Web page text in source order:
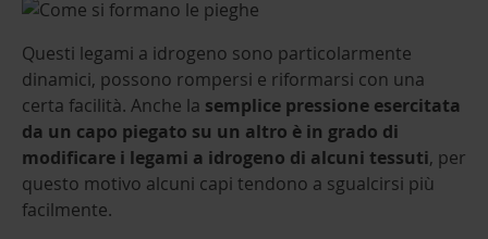
Questi legami a idrogeno sono particolarmente
dinamici, possono rompersi e riformarsi con una
certa facilità. Anche la semplice pressione esercitata
da un capo piegato su un altro è in grado di
modificare i legami a idrogeno di alcuni tessuti, per
questo motivo alcuni capi tendono a sgualcirsi più
facilmente.